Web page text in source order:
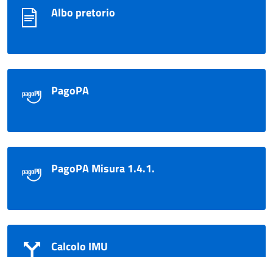
Albo pretorio
PagoPA
PagoPA Misura 1.4.1.
Calcolo IMU